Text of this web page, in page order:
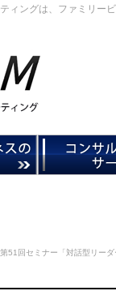
ィングは、ファミリー
51回セミナー「対話型リー